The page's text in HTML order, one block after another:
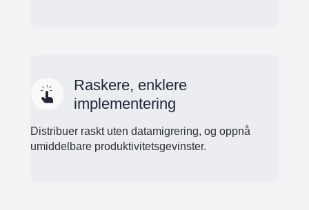
Raskere, enklere
implementering
Distribuer raskt uten datamigrering, og oppnå
umiddelbare produktivitetsgevinster.